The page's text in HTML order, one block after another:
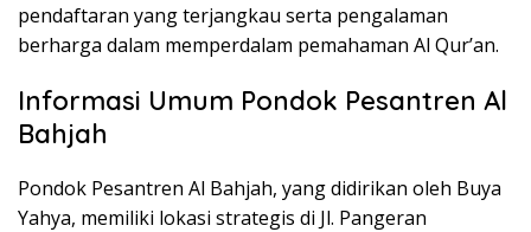
pendaftaran yang terjangkau serta pengalaman
berharga dalam memperdalam pemahaman Al Qur’an.
Informasi Umum Pondok Pesantren Al
Bahjah
Pondok Pesantren Al Bahjah, yang didirikan oleh Buya
Yahya, memiliki lokasi strategis di Jl. Pangeran